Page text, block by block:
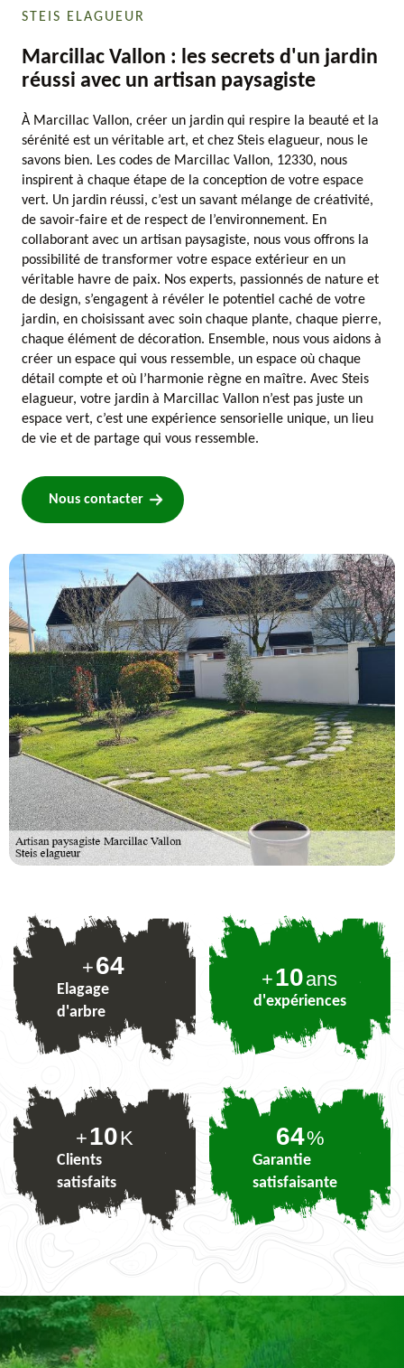
STEIS ELAGUEUR
Marcillac Vallon : les secrets d'un jardin
réussi avec un artisan paysagiste
À Marcillac Vallon, créer un jardin qui respire la beauté et la
sérénité est un véritable art, et chez Steis elagueur, nous le
savons bien. Les codes de Marcillac Vallon, 12330, nous
inspirent à chaque étape de la conception de votre espace
vert. Un jardin réussi, c’est un savant mélange de créativité,
de savoir-faire et de respect de l’environnement. En
collaborant avec un artisan paysagiste, nous vous offrons la
possibilité de transformer votre espace extérieur en un
véritable havre de paix. Nos experts, passionnés de nature et
de design, s’engagent à révéler le potentiel caché de votre
jardin, en choisissant avec soin chaque plante, chaque pierre,
chaque élément de décoration. Ensemble, nous vous aidons à
créer un espace qui vous ressemble, un espace où chaque
détail compte et où l’harmonie règne en maître. Avec Steis
elagueur, votre jardin à Marcillac Vallon n’est pas juste un
espace vert, c’est une expérience sensorielle unique, un lieu
de vie et de partage qui vous ressemble.
Nous contacter
+78
Elagage
d'arbre
+10ans
d'expériences
+10K
Clients
satisfaits
78%
Garantie
satisfaisante